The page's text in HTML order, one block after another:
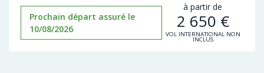
Prochain départ assuré le
10/08/2026
à partir de
2 650 €
VOL INTERNATIONAL NON
INCLUS